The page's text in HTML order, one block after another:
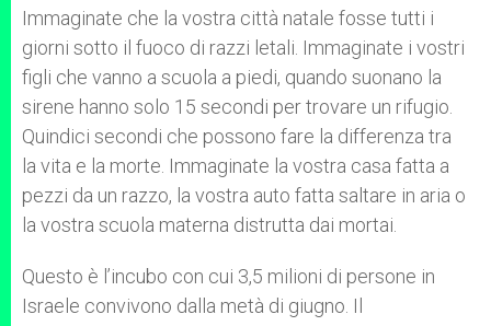
p
p
g
e
r
o
k
r
Immaginate che la vostra città natale fosse tutti i
giorni sotto il fuoco di razzi letali. Immaginate i vostri
figli che vanno a scuola a piedi, quando suonano la
sirene hanno solo 15 secondi per trovare un rifugio.
Quindici secondi che possono fare la differenza tra
la vita e la morte. Immaginate la vostra casa fatta a
pezzi da un razzo, la vostra auto fatta saltare in aria o
la vostra scuola materna distrutta dai mortai.
Questo è l’incubo con cui 3,5 milioni di persone in
Israele convivono dalla metà di giugno. Il